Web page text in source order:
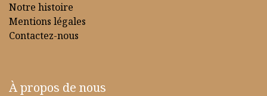
Notre histoire
Mentions légales
Contactez-nous
À propos de nous